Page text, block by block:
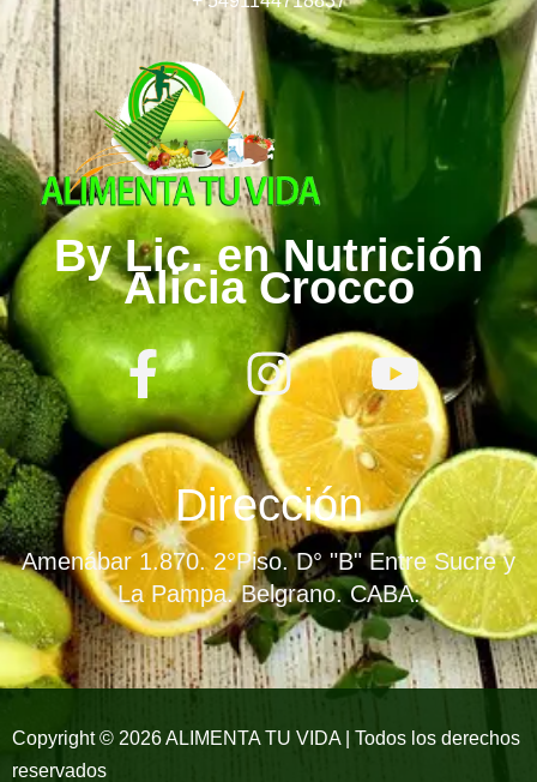
By Lic. en Nutrición
Alicia Crocco
F
a
c
e
b
o
o
k
-
I
n
s
t
a
g
r
a
m
Y
o
u
t
u
b
e
Dirección
Amenábar 1.870. 2°Piso. D° "B" Entre Sucre y
La Pampa. Belgrano. CABA.
Copyright © 2026 ALIMENTA TU VIDA | Todos los derechos
reservados